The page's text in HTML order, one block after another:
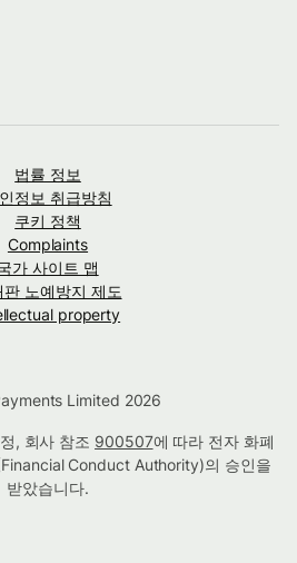
법률 정보
정보 취급방침
쿠키 정책
Complaints
가 사이트 맵
판 노예방지 제도
property
Limited 2026
, 회사 참조 900507에 따라 전자 화폐
Conduct Authority)의 승인을
받았습니다.